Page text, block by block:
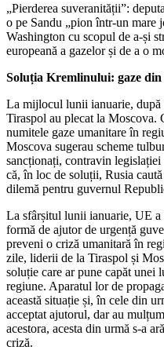
„Pierderea suveranității”:
o pe Sandu „pion într-un mare
Washington cu scopul de a-și
europeană a gazelor și de a o
Soluția Kremlinului: gaze
La mijlocul lunii ianuarie, după
Tiraspol au plecat la Moscova.
numitele gaze umanitare în
Moscova sugerau scheme
sancționați, contravin
că, în loc de soluții, Rusia
dilemă pentru guvernul
La sfârșitul lunii ianuarie, UE
formă de ajutor de urgență
preveni o criză umanitară în
zile, liderii de la Tiraspol și
soluție care ar pune capăt unei
regiune. Aparatul lor de
această situație și, în cele din
acceptat ajutorul, dar au
acestora, acesta din urmă s-a
criză.